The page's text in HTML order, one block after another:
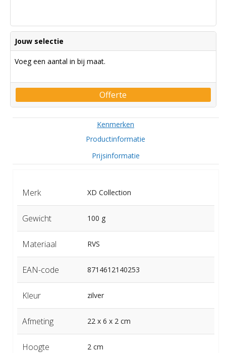
Jouw selectie
Voeg een aantal in bij maat.
Offerte
Kenmerken
Productinformatie
Prijsinformatie
Merk XD Collection
Gewicht 100 g
Materiaal RVS
EAN-code 8714612140253
Kleur zilver
Afmeting 22 x 6 x 2 cm
Hoogte 2 cm